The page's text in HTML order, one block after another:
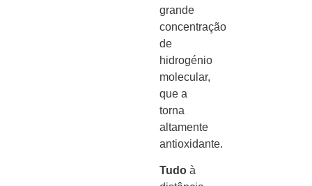
grande
concentração
de
hidrogénio
molecular,
que a
torna
altamente
antioxidante.
Tudo à